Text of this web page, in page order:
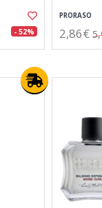
- 52%
PRORASO
2,86€